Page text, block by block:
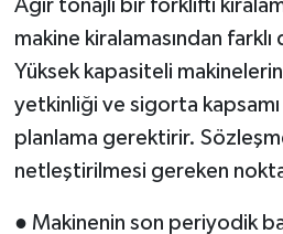
Ağır tonajlı bir forklifti
makine kiralamasından
Yüksek kapasiteli
yetkinliği ve sigorta
planlama gerektirir.
netleştirilmesi gereken
● Makinenin son periyodik